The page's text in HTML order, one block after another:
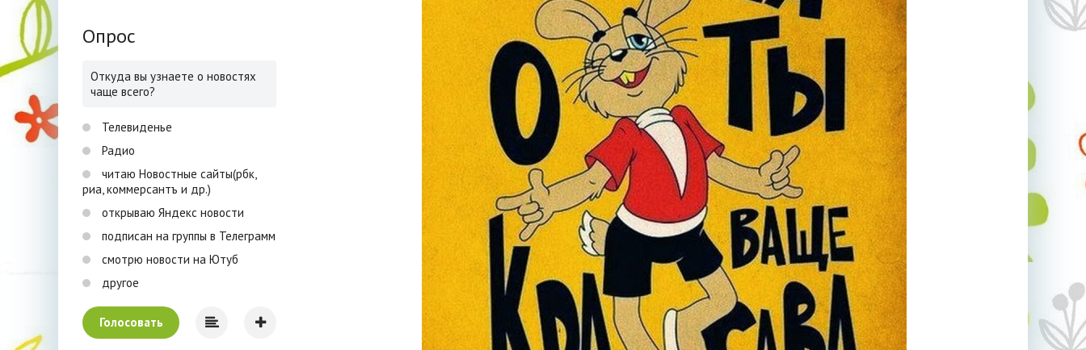
Опрос
Откуда вы узнаете о новостях
чаще всего?
Телевиденье
Радио
читаю Новостные сайты(рбк,
риа, коммерсантъ и др.)
открываю Яндекс новости
подписан на группы в Телеграмм
смотрю новости на Ютуб
другое
Голосовать